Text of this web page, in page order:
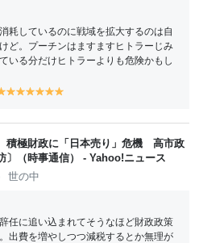
耗しているのに戦域を拡大するのは自
ど。プーチンはますますヒトラーじみ
いる分だけヒトラーよりも危険かもし
y y
lo
w
y
lo
w
y
lo
w
y
lo
w
y
lo
w
lo
w
積極財政に「日本売り」危機 高市政
〕（時事通信） - Yahoo!ニュース
世の中
任に追い込まれてそうなほど財政政策
出費を増やしつつ減税するとか無理が